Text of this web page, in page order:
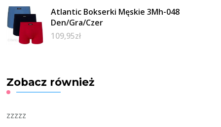
Atlantic Bokserki Męskie 3Mh-048
Den/Gra/Czer
109,95zł
Zobacz również
zzzzz